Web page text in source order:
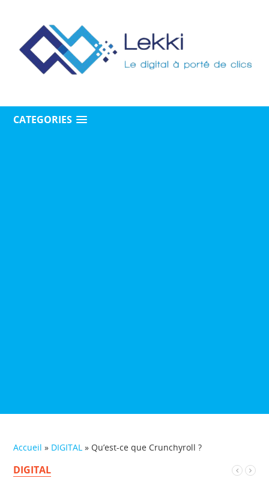
CATEGORIES
Accueil » DIGITAL » Qu’est-ce que Crunchyroll ?
DIGITAL